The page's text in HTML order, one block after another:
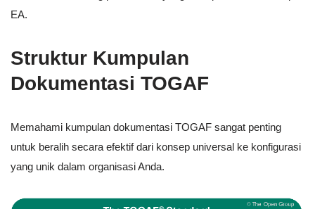
EA.
Struktur Kumpulan
Dokumentasi TOGAF
Memahami kumpulan dokumentasi TOGAF sangat penting
untuk beralih secara efektif dari konsep universal ke konfigurasi
yang unik dalam organisasi Anda.